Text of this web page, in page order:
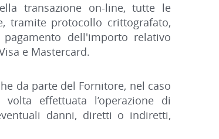
transazione on-line, tutte le
tramite protocollo crittografato,
dell'importo relativo
e Mastercard.
da parte del Fornitore, nel caso
effettuata l’operazione di
danni, diretti o indiretti,